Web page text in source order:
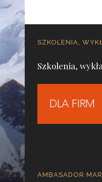
SZKOLENIA,
Szkolenia,
AMBASADOR